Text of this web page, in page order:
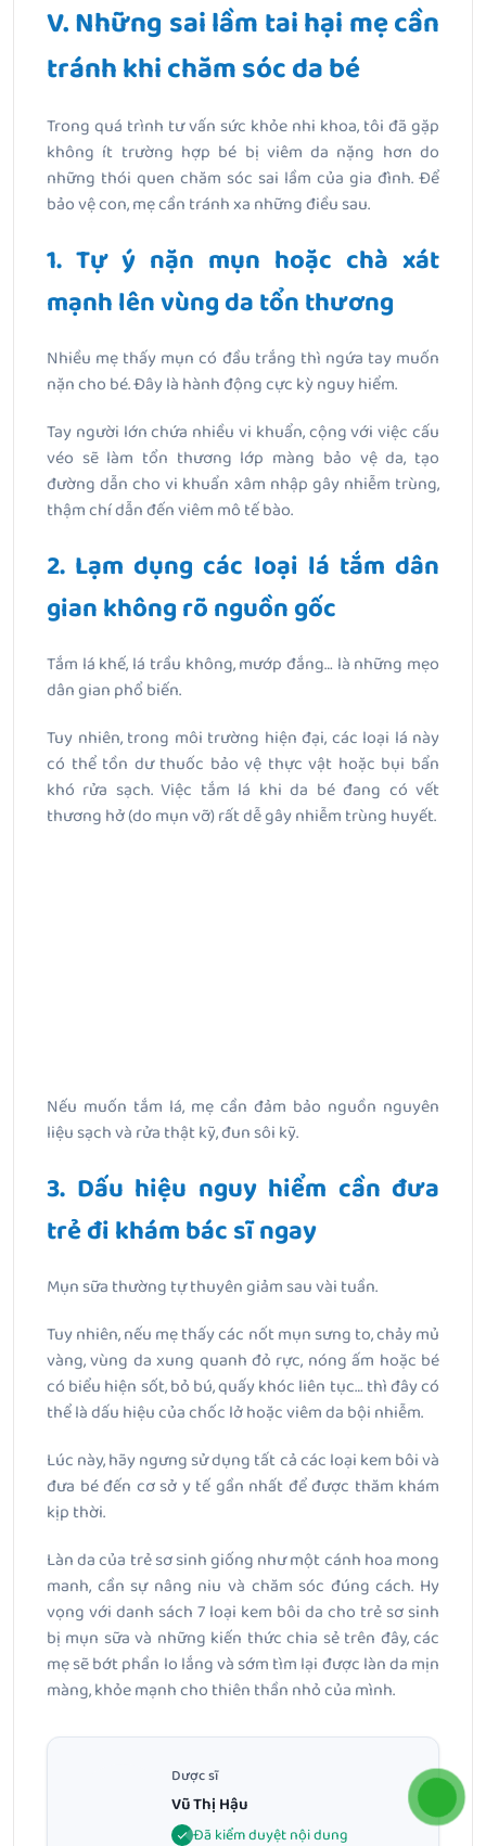
V. Những sai lầm tai hại mẹ cần
tránh khi chăm sóc da bé
Trong quá trình tư vấn sức khỏe nhi khoa, tôi đã gặp
không ít trường hợp bé bị viêm da nặng hơn do
những thói quen chăm sóc sai lầm của gia đình. Để
bảo vệ con, mẹ cần tránh xa những điều sau.
1. Tự ý nặn mụn hoặc chà xát
mạnh lên vùng da tổn thương
Nhiều mẹ thấy mụn có đầu trắng thì ngứa tay muốn
nặn cho bé. Đây là hành động cực kỳ nguy hiểm.
Tay người lớn chứa nhiều vi khuẩn, cộng với việc cấu
véo sẽ làm tổn thương lớp màng bảo vệ da, tạo
đường dẫn cho vi khuẩn xâm nhập gây nhiễm trùng,
thậm chí dẫn đến viêm mô tế bào.
2. Lạm dụng các loại lá tắm dân
gian không rõ nguồn gốc
Tắm lá khế, lá trầu không, mướp đắng… là những mẹo
dân gian phổ biến.
Tuy nhiên, trong môi trường hiện đại, các loại lá này
có thể tồn dư thuốc bảo vệ thực vật hoặc bụi bẩn
khó rửa sạch. Việc tắm lá khi da bé đang có vết
thương hở (do mụn vỡ) rất dễ gây nhiễm trùng huyết.
Nếu muốn tắm lá, mẹ cần đảm bảo nguồn nguyên
liệu sạch và rửa thật kỹ, đun sôi kỹ.
3. Dấu hiệu nguy hiểm cần đưa
trẻ đi khám bác sĩ ngay
Mụn sữa thường tự thuyên giảm sau vài tuần.
Tuy nhiên, nếu mẹ thấy các nốt mụn sưng to, chảy mủ
vàng, vùng da xung quanh đỏ rực, nóng ấm hoặc bé
có biểu hiện sốt, bỏ bú, quấy khóc liên tục… thì đây có
thể là dấu hiệu của chốc lở hoặc viêm da bội nhiễm.
Lúc này, hãy ngưng sử dụng tất cả các loại kem bôi và
đưa bé đến cơ sở y tế gần nhất để được thăm khám
kịp thời.
Làn da của trẻ sơ sinh giống như một cánh hoa mong
manh, cần sự nâng niu và chăm sóc đúng cách. Hy
vọng với danh sách 7 loại kem bôi da cho trẻ sơ sinh
bị mụn sữa và những kiến thức chia sẻ trên đây, các
mẹ sẽ bớt phần lo lắng và sớm tìm lại được làn da mịn
màng, khỏe mạnh cho thiên thần nhỏ của mình.
Dược sĩ
Vũ Thị Hậu
Đã kiểm duyệt nội dung